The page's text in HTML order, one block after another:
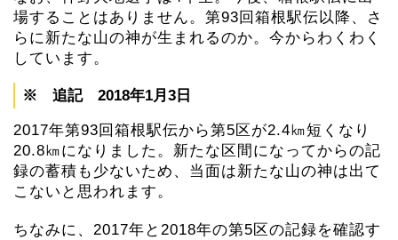
場することはありません。第93回箱根駅伝以降、さ
らに新たな山の神が生まれるのか。今からわくわく
しています。
※ 追記 2018年1月3日
2017年第93回箱根駅伝から第5区が2.4㎞短くなり
20.8㎞になりました。新たな区間になってからの記
録の蓄積も少ないため、当面は新たな山の神は出て
こないと思われます。
ちなみに、2017年と2018年の第5区の記録を確認す